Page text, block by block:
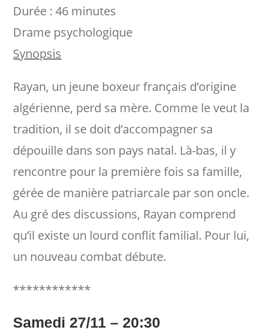
Durée : 46 minutes
Drame psychologique
Synopsis
Rayan, un jeune boxeur français d’origine
algérienne, perd sa mère. Comme le veut la
tradition, il se doit d’accompagner sa
dépouille dans son pays natal. Là-bas, il y
rencontre pour la première fois sa famille,
gérée de manière patriarcale par son oncle.
Au gré des discussions, Rayan comprend
qu’il existe un lourd conflit familial. Pour lui,
un nouveau combat débute.
************
Samedi 27/11 – 20:30